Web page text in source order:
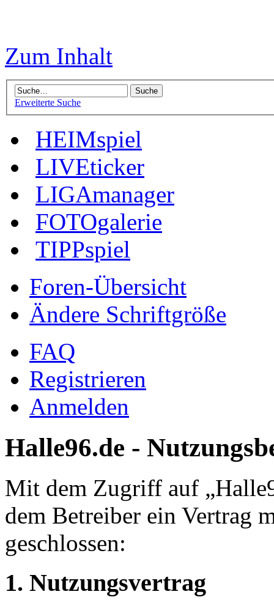
Zum Inhalt
Erweiterte Suche
HEIMspiel
LIVEticker
LIGAmanager
FOTOgalerie
TIPPspiel
Foren-Übersicht
Ändere Schriftgröße
FAQ
Registrieren
Anmelden
Halle96.de -
Mit dem Zugriff auf
dem Betreiber ein Vertrag
geschlossen:
1. Nutzungsvertrag